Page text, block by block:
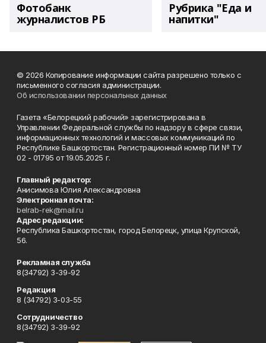
Фотобанк
журналистов РБ
Рубрика "Еда и
напитки"
© 2026 Копирование информации сайта разрешено только с
письменного согласия администрации.
Об использовании персональных данных
Газета «Белорецкий рабочий» зарегистрирована в
Управлении Федеральной службы по надзору в сфере связи,
информационных технологий и массовых коммуникаций по
Республике Башкортостан. Регистрационный номер ПИ № ТУ
02 - 01795 от 19.05.2025 г.
Главный редактор:
Анисимова Юлия Александровна
Электронная почта:
belrab-rek@mail.ru
Адрес редакции:
Республика Башкортостан, город Белорецк, улица Крупской,
56.
Рекламная служба
8(34792) 3-39-92
Редакция
8 (34792) 3-03-55
Сотрудничество
8(34792) 3-39-92